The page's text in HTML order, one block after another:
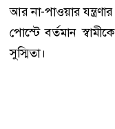
আর না-পাওয়ার
পোস্টে বর্তমান
সুস্মিতা।